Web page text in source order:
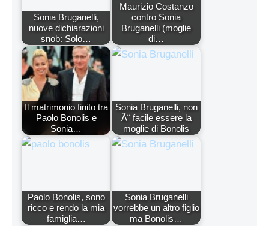
Sonia Bruganelli,
nuove dichiarazioni
snob: Solo…
Maurizio Costanzo
contro Sonia
Bruganelli (moglie
di…
Il matrimonio finito tra
Paolo Bonolis e
Sonia…
Sonia Bruganelli, non
Ã¨ facile essere la
moglie di Bonolis
Paolo Bonolis, sono
ricco e rendo la mia
famiglia…
Sonia Bruganelli
vorrebbe un altro figlio
ma Bonolis…